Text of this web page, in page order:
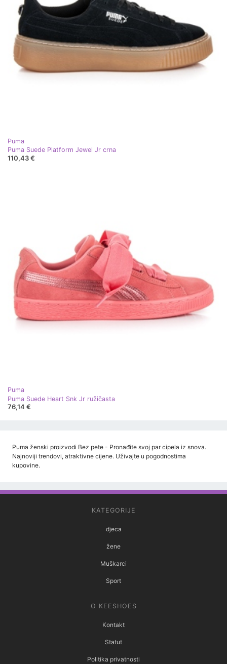
Puma
Puma Suede Platform Jewel Jr crna
110,43 €
Puma
Puma Suede Heart Snk Jr ružičasta
76,14 €
Puma ženski proizvodi Bez pete - Pronađite svoj par cipela iz snova.
Najnoviji trendovi, atraktivne cijene. Uživajte u pogodnostima
kupovine.
KATEGORIJE
djeca
žene
Muškarci
Sport
O KEESHOES
Kontakt
Statut
Politika privatnosti